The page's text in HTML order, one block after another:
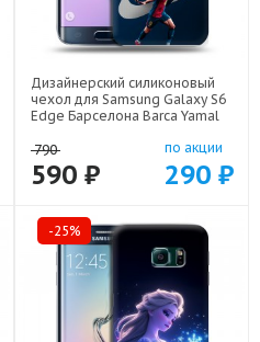
Дизайнерский силиконовый
чехол для Samsung Galaxy S6
Edge Барселона Barca Yamal
790
590 ₽
по акции
290 ₽
-25%